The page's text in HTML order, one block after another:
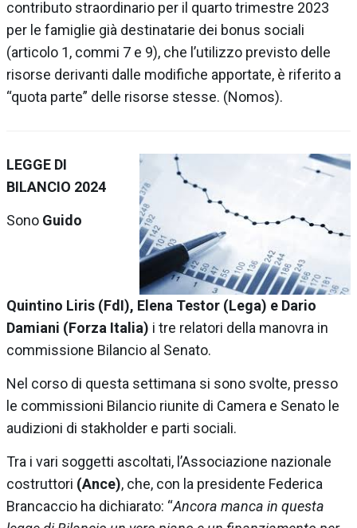
contributo straordinario per il quarto trimestre 2023
per le famiglie già destinatarie dei bonus sociali
(articolo 1, commi 7 e 9), che l’utilizzo previsto delle
risorse derivanti dalle modifiche apportate, è riferito a
“quota parte” delle risorse stesse. (Nomos).
LEGGE DI
BILANCIO 2024
Sono Guido
Quintino Liris (FdI), Elena Testor (Lega) e Dario
Damiani (Forza Italia) i tre relatori della manovra in
commissione Bilancio al Senato.
Nel corso di questa settimana si sono svolte, presso
le commissioni Bilancio riunite di Camera e Senato le
audizioni di stakholder e parti sociali.
Tra i vari soggetti ascoltati, l’Associazione nazionale
costruttori (Ance), che, con la presidente Federica
Brancaccio ha dichiarato: “Ancora manca in questa